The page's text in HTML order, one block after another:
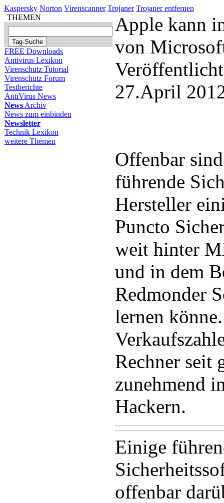
Kaspersky Norton Virenscanner Trojaner Trojaner entfernen
THEMEN
FREE Downloads
Antivirus Lexikon
Virenschutz Tutorial
Virenschutz Forum
Testberichte
AntiVirus News
News Archiv
News zum einbinden
Newsletter
Technik Lexikon
weitere Themen
Apple kann
von
27.April
Offenbar
führende
Hersteller
Puncto
weit hinter
und in dem
Redmonder
lernen
Rechner seit
zunehmend
Hackern.
Einige
offenbar